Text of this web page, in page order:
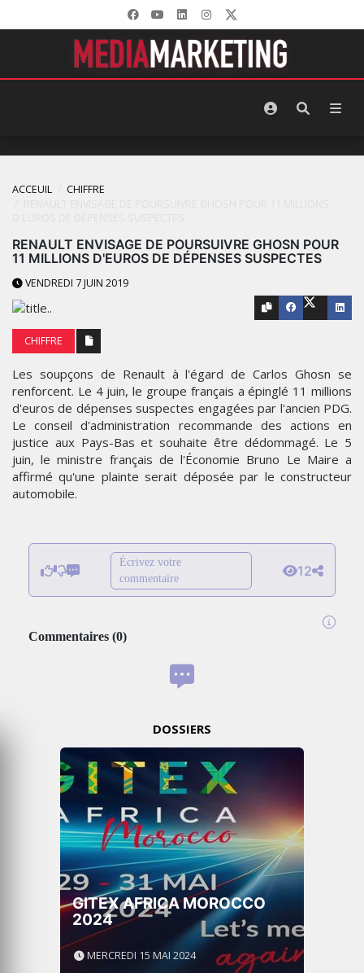
ACCEUIL
CHIFFRE
RENAULT ENVISAGE DE POURSUIVRE GHOSN POUR
11 MILLIONS D'EUROS DE DÉPENSES SUSPECTES
VENDREDI 7 JUIN 2019
CHIFFRE
Les soupçons de Renault à l'égard de Carlos Ghosn se
renforcent. Le 4 juin, le groupe français a épinglé 11 millions
d'euros de dépenses suspectes engagées par l'ancien PDG.
Le conseil d'administration recommande des actions en
justice aux Pays-Bas et souhaite être dédommagé. Le 5
juin, le ministre français de l'Économie Bruno Le Maire a
affirmé qu'une plainte serait déposée par le constructeur
automobile.
Écrivez votre
commentaire
12
Commentaires (0)
DOSSIERS
GITEX AFRICA MOROCCO
2024
MERCREDI 15 MAI 2024